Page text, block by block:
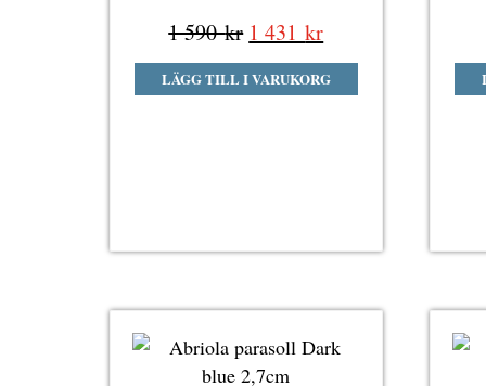
1 590kr Det
ursprungliga
priset
1 431krDet
nuvarande
priset
LÄGG TILL I VARUKORG